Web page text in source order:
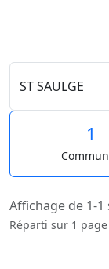
1
Affichage de 1-
Réparti sur 1 page